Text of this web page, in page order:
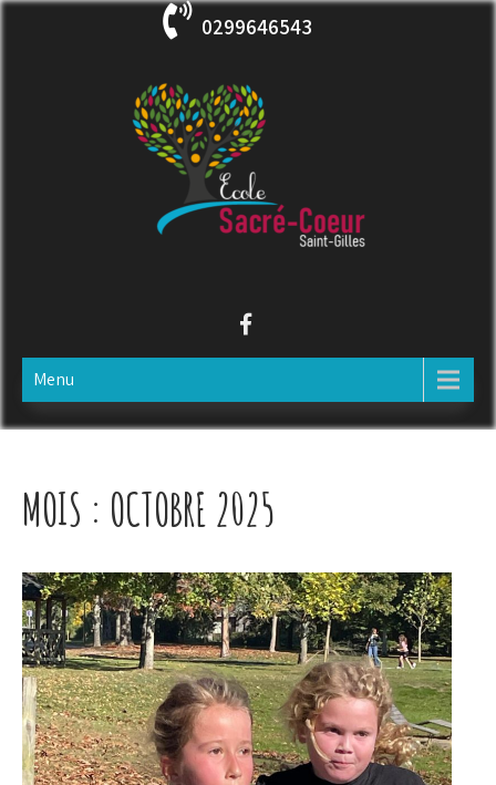
Skip
0299646543
ECOLE SACRE COEUR
Menu
MOIS : OCTOBRE 2025